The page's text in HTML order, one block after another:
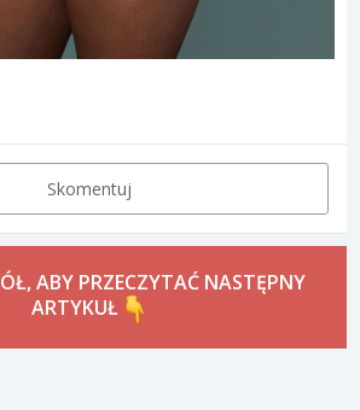
Skomentuj
ABY PRZECZYTAĆ NASTĘPNY
ARTYKUŁ